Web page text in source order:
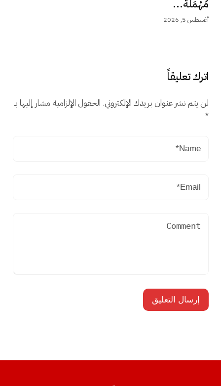
مُهْمَلَة...
أغسطس 5, 2026
اترك تعليقاً
لن يتم نشر عنوان بريدك الإلكتروني. الحقول الإلزامية مشار إليها بـ
*